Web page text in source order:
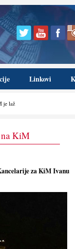
Linkovi
je laž
na KiM
za KiM Ivanu